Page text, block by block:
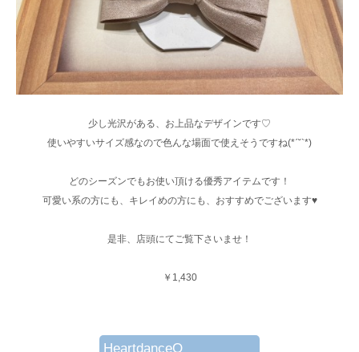
少し光沢がある、お上品なデザインです♡
使いやすいサイズ感なので色んな場面で使えそうですね(*ˊ˘ˋ*)
どのシーズンでもお使い頂ける優秀アイテムです！
可愛い系の方にも、キレイめの方にも、おすすめでございます♥
是非、店頭にてご覧下さいませ！
￥1,430
HeartdanceO